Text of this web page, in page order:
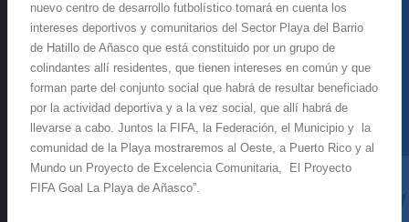
nuevo centro de desarrollo futbolístico tomará en cuenta los
intereses deportivos y comunitarios del Sector Playa del Barrio
de Hatillo de Añasco que está constituido por un grupo de
colindantes allí residentes, que tienen intereses en común y que
forman parte del conjunto social que habrá de resultar beneficiado
por la actividad deportiva y a la vez social, que allí habrá de
llevarse a cabo. Juntos la FIFA, la Federación, el Municipio y la
comunidad de la Playa mostraremos al Oeste, a Puerto Rico y al
Mundo un Proyecto de Excelencia Comunitaria, El Proyecto
FIFA Goal La Playa de Añasco”.